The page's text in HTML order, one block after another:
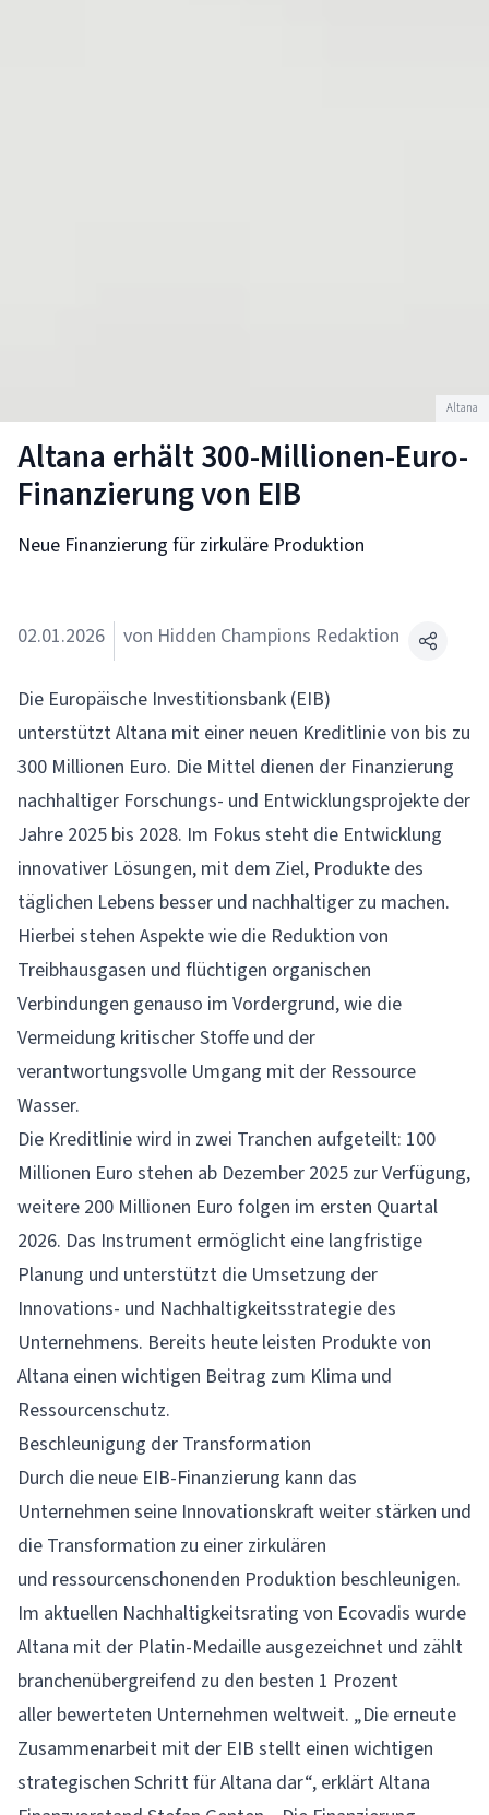
Altana
Altana erhält 300-Millionen-Euro-
Finanzierung von EIB
Neue Finanzierung für zirkuläre Produktion
02.01.2026 von Hidden Champions Redaktion
Die Europäische Investitionsbank (EIB)
unterstützt Altana mit einer neuen Kreditlinie von bis zu
300 Millionen Euro. Die Mittel dienen der Finanzierung
nachhaltiger Forschungs- und Entwicklungsprojekte der
Jahre 2025 bis 2028. Im Fokus steht die Entwicklung
innovativer Lösungen, mit dem Ziel, Produkte des
täglichen Lebens besser und nachhaltiger zu machen.
Hierbei stehen Aspekte wie die Reduktion von
Treibhausgasen und flüchtigen organischen
Verbindungen genauso im Vordergrund, wie die
Vermeidung kritischer Stoffe und der
verantwortungsvolle Umgang mit der Ressource
Wasser.
Die Kreditlinie wird in zwei Tranchen aufgeteilt: 100
Millionen Euro stehen ab Dezember 2025 zur Verfügung,
weitere 200 Millionen Euro folgen im ersten Quartal
2026. Das Instrument ermöglicht eine langfristige
Planung und unterstützt die Umsetzung der
Innovations- und Nachhaltigkeitsstrategie des
Unternehmens. Bereits heute leisten Produkte von
Altana einen wichtigen Beitrag zum Klima und
Ressourcenschutz.
Beschleunigung der Transformation
Durch die neue EIB-Finanzierung kann das
Unternehmen seine Innovationskraft weiter stärken und
die Transformation zu einer zirkulären
und ressourcenschonenden Produktion beschleunigen.
Im aktuellen Nachhaltigkeitsrating von Ecovadis wurde
Altana mit der Platin-Medaille ausgezeichnet und zählt
branchenübergreifend zu den besten 1 Prozent
aller bewerteten Unternehmen weltweit. „Die erneute
Zusammenarbeit mit der EIB stellt einen wichtigen
strategischen Schritt für Altana dar“, erklärtAltana